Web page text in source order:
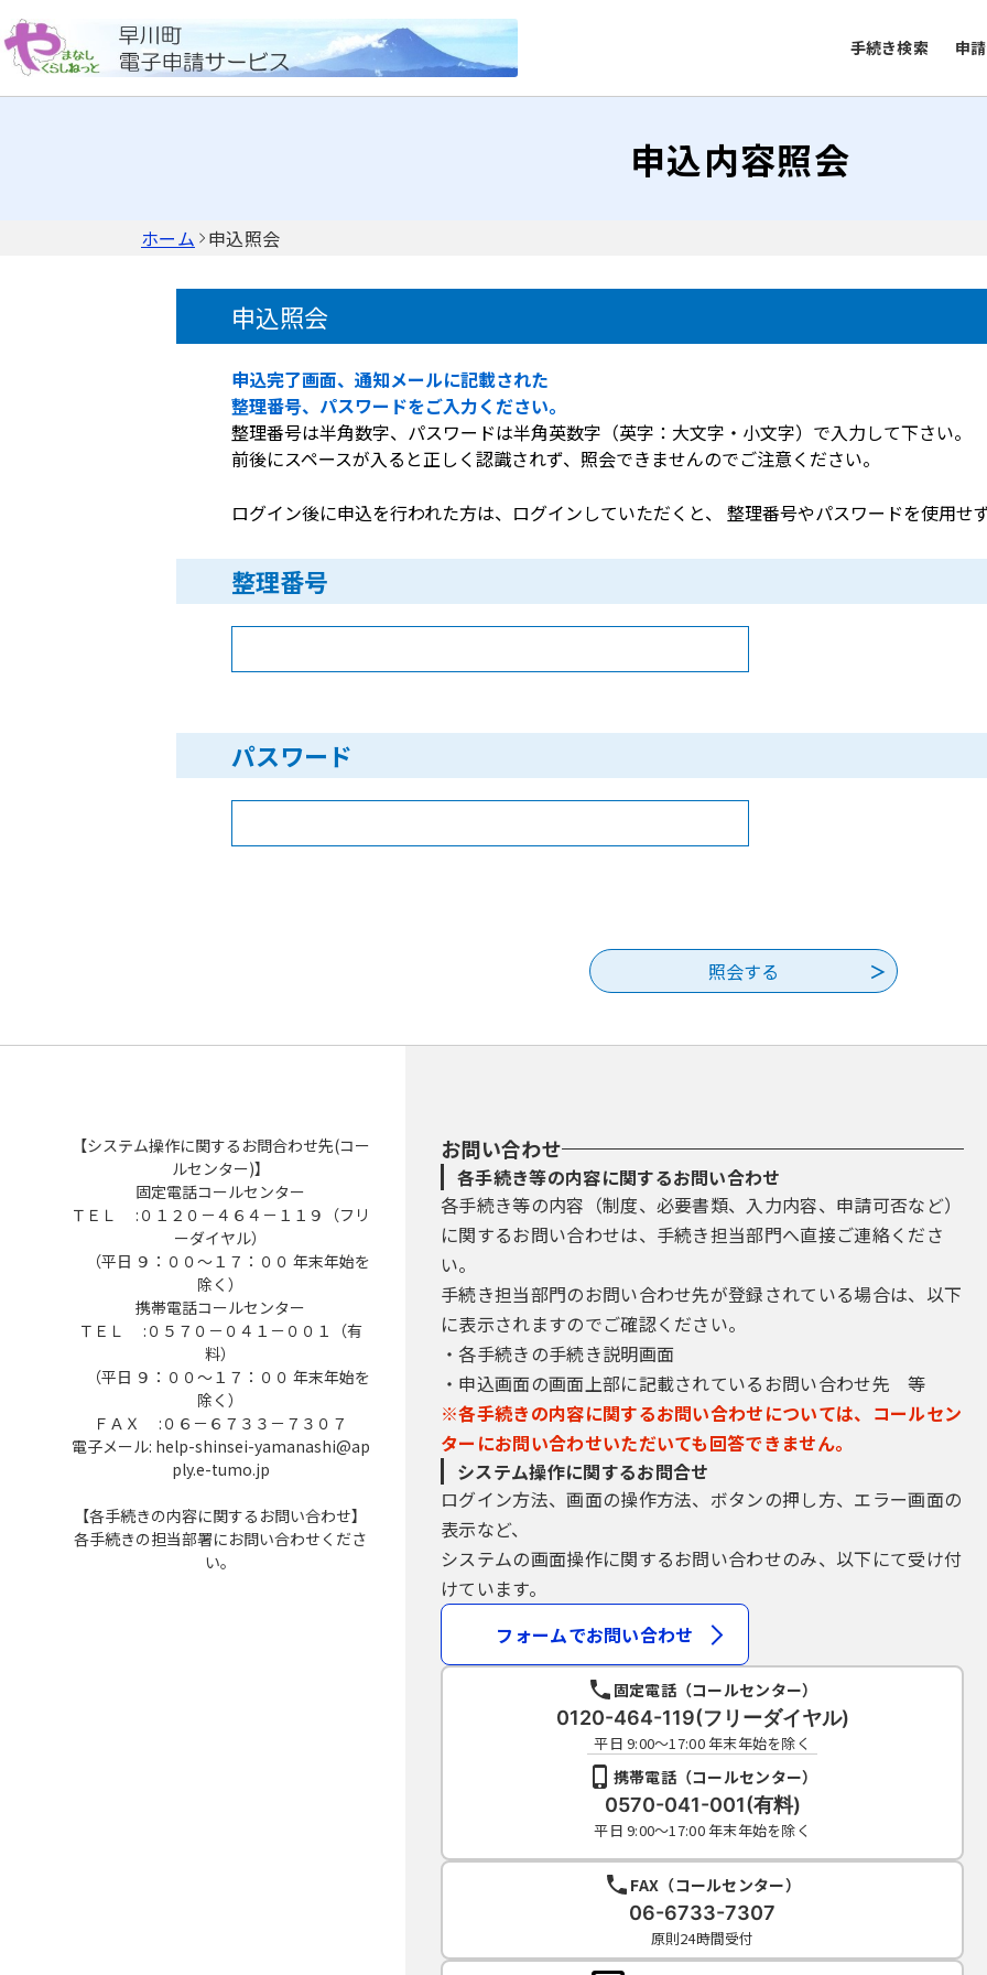
手続き検索 申
申込内容照会
ホーム 申込照会
申込照会
申込完了画面、通知メールに記載された
整理番号、パスワードをご入力ください。
整理番号は半角数字、パスワードは半角英数字（英字：大文字・小文字）で入力して下さい。
前後にスペースが入ると正しく認識されず、照会できませんのでご注意ください。
ログイン後に申込を行われた方は、ログインしていただくと、 整理番号やパスワードを使用せ
整理番号
パスワード
【システム操作に関するお問合わせ先(コー
ルセンター)】
固定電話コールセンター
ＴＥＬ :０１２０－４６４－１１９（フリ
ーダイヤル）
（平日 ９：００～１７：００ 年末年始を
除く）
携帯電話コールセンター
ＴＥＬ :０５７０－０４１－００１（有
料）
（平日 ９：００～１７：００ 年末年始を
除く）
ＦＡＸ :０６－６７３３－７３０７
電子メール: help-shinsei-yamanashi@ap
ply.e-tumo.jp
【各手続きの内容に関するお問い合わせ】
各手続きの担当部署にお問い合わせくださ
い。
お問い合わせ
各手続き等の内容に関するお問い合わせ
各手続き等の内容（制度、必要書類、入力内容、申請可否など）
に関するお問い合わせは、手続き担当部門へ直接ご連絡くださ
い。
手続き担当部門のお問い合わせ先が登録されている場合は、以下
に表示されますのでご確認ください。
・各手続きの手続き説明画面
・申込画面の画面上部に記載されているお問い合わせ先 等
※各手続きの内容に関するお問い合わせについては、コールセン
ターにお問い合わせいただいても回答できません。
システム操作に関するお問合せ
ログイン方法、画面の操作方法、ボタンの押し方、エラー画面の
表示など、
システムの画面操作に関するお問い合わせのみ、以下にて受け付
けています。
フォームでお問い合わせ
固定電話（コールセンター）
0120-464-119(フリーダイヤル)
平日 9:00～17:00 年末年始を除く
携帯電話（コールセンター）
0570-041-001(有料)
平日 9:00～17:00 年末年始を除く
FAX（コールセンター）
06-6733-7307
原則24時間受付